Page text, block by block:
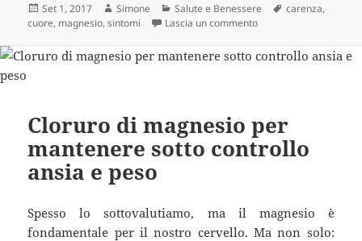
Scritto
il
Set 1, 2017 Autore
Simone Categorie
Salute e Benessere Tag
carenza,
cuore, magnesio,sintomi Lascia un commentosu Questi Sintomi
Cloruro di magnesio per
mantenere sotto controllo
ansia e peso
Spesso lo sottovalutiamo, ma il magnesio è
fondamentale per il nostro cervello. Ma non solo: